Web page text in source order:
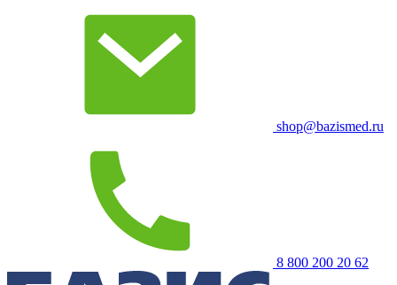
shop@bazismed.ru
8 800 200 20 62